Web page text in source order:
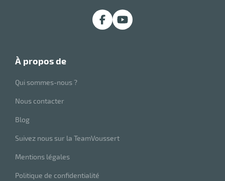
à propos de
Qui sommes-nous ?
Nous contacter
Blog
Suivez nous sur la TeamVoussert
Mentions légales
Politique de confidentialité